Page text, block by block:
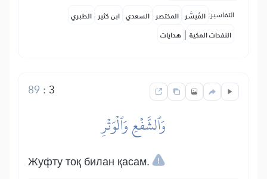
التفاسير: المُيسَّر المختصر السعدي ابن كثير الطبري
النفحات المكية | هدايات
3
:
89
وَٱلشَّفۡعِ وَٱلۡوَتۡرِ
Жуфту тоқ билан қасам.